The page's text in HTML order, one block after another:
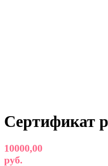
Сертификат
10000,00
руб.